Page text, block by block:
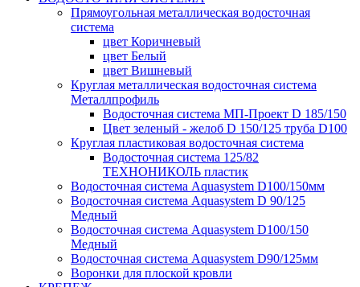
Прямоугольная металлическая водосточная
система
цвет Коричневый
цвет Белый
цвет Вишневый
Круглая металлическая водосточная система
Металлпрофиль
Водосточная система МП-Проект D 185/150
Цвет зеленый - желоб D 150/125 труба D100
Круглая пластиковая водосточная система
Водосточная система 125/82
ТЕХНОНИКОЛЬ пластик
Водосточная система Aquasystem D100/150мм
Водосточная система Aquasystem D 90/125
Медный
Водосточная система Aquasystem D100/150
Медный
Водосточная система Aquasystem D90/125мм
Воронки для плоской кровли